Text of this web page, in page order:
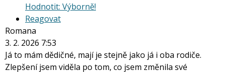
Hodnotit: Výborně!
Reagovat
Romana
3. 2. 2026 7:53
Já to mám dědičné, mají je stejně jako já i oba rodiče.
Zlepšení jsem viděla po tom, co jsem změnila své